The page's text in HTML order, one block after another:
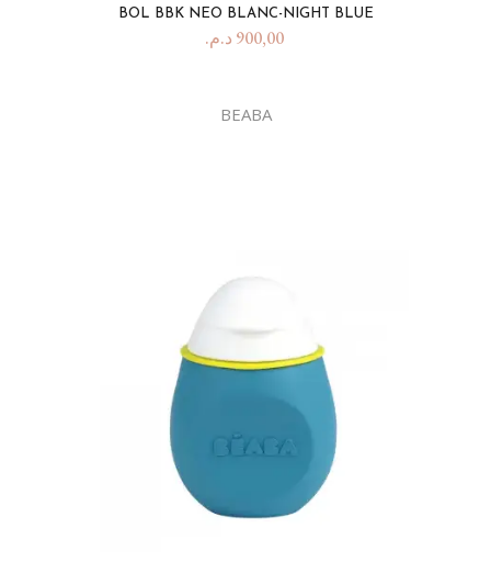
BOL BBK NEO BLANC-NIGHT BLUE
900,00 د.م.
BEABA